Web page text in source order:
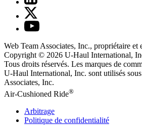
Web Team Associates, Inc., propriétaire et
Copyright © 2026 U-Haul International,
Tous droits réservés. Les marques de
U-Haul International, Inc. sont utilisés
Associates, Inc.
Air-Cushioned Ride®
Arbitrage
Politique de confidentialité